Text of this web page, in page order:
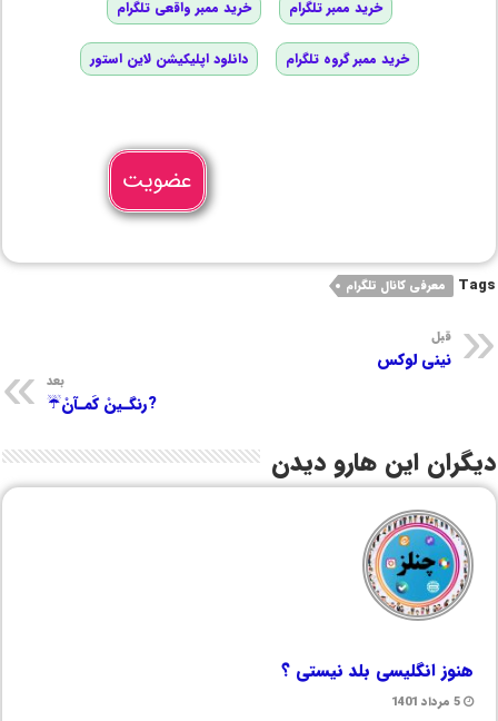
خرید ممبر تلگرام خرید ممبر واقعی تلگرام
خرید ممبر گروه تلگرام دانلود اپلیکیشن لاین استور
عضویت
Tags معرفی کانال تلگرام
قبل
نینی لوکس
بعد
?رنگـینْ کَمـآنْ☔️
دیگران این هارو دیدن
هنوز انگلیسی بلد نیستی ؟
5 مرداد 1401